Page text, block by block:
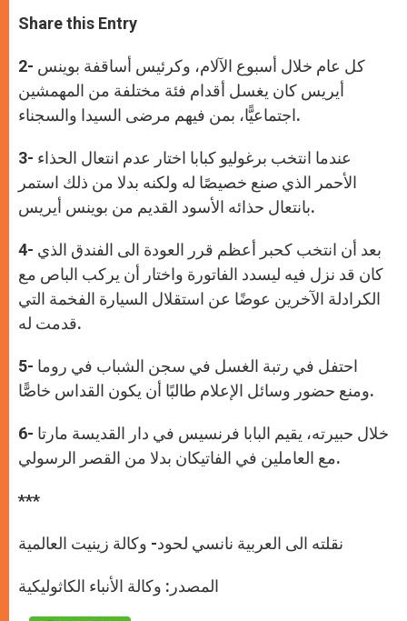
t
s
p
p
s
e
g
e
r
e
b
k
r
Share this Entry
2- كل عام خلال أسبوع الآلام، وكرئيس أساقفة بوينس
أيريس كان يغسل أقدام فئة مختلفة من المهمشين
اجتماعيًّا، بمن فيهم مرضى السيدا والسجناء.
3- عندما انتخب برغوليو كبابا اختار عدم انتعال الحذاء
الأحمر الذي صنع خصيصًا له ولكنه بدلا من ذلك استمر
بانتعال حذائه الأسود القديم من بوينس أيريس.
4- بعد أن انتخب كحبر أعظم قرر العودة الى الفندق الذي
كان قد نزل فيه ليسدد الفاتورة واختار أن يركب الباص مع
الكرادلة الآخرين عوضًا عن استقلال السيارة الفخمة التي
قدمت له.
5- احتفل في رتبة الغسل في سجن الشباب في روما
ومنع حضور وسائل الإعلام طالبًا أن يكون القداس خاصًّا.
6- خلال حبيرته، يقيم البابا فرنسيس في دار القديسة مارتا
مع العاملين في الفاتيكان بدلا من القصر الرسولي.
***
نقلته الى العربية نانسي لحود- وكالة زينيت العالمية
المصدر: وكالة الأنباء الكاثوليكية